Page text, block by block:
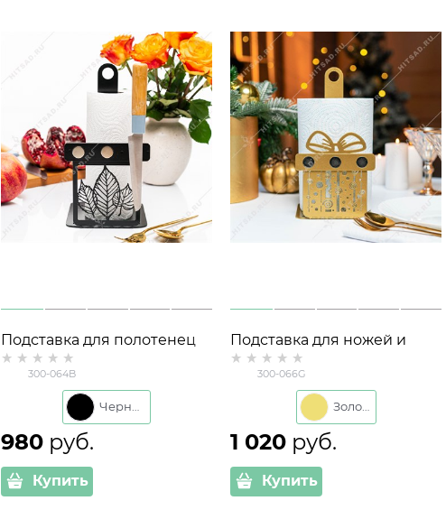
Подставка для полотенец
300-064 с магнитным
держателем ножей
300-064B
Черный
980 руб.
Купить
Подставка для ножей и
полотенец 300-066 с
магнитами
300-066G
Золото
1 020 руб.
Купить